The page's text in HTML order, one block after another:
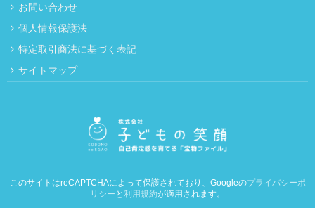
お問い合わせ
個人情報保護法
特定取引商法に基づく表記
サイトマップ
このサイトはreCAPTCHAによって保護されており、Googleのプライバシーポ
リシー と 利用規約が適用されます。